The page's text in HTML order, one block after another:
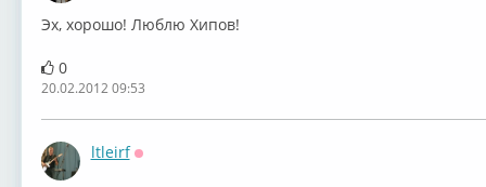
Эх, хорошо! Люблю Хипов!
0
20.02.2012 09:53
ltleirf